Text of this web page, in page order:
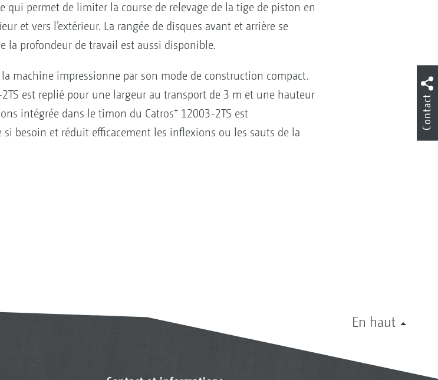
permet de limiter la course de relevage de la tige de piston en
et vers l’extérieur. La rangée de disques avant et arrière se
la profondeur de travail est aussi disponible.
machine impressionne par son mode de construction compact.
est replié pour une largeur au transport de 3 m et une hauteur
intégrée dans le timon du Catros+12003-2TS est
besoin et réduit efficacement les inflexions ou les sauts de la
En haut
Contact